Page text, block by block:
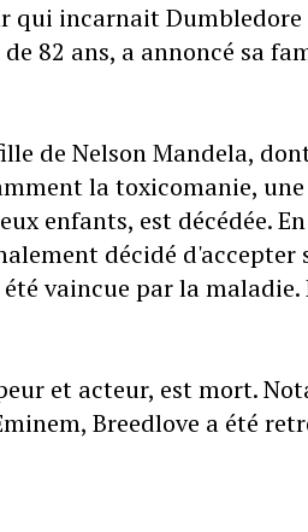
qui incarnait
82 ans, a annoncé sa
de Nelson Mandela,
la toxicomanie,
enfants, est décédée.
décidé
vaincue par la maladie.
et acteur, est mort.
Breedlove a été